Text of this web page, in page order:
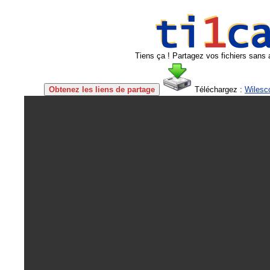
Tiens ça ! Partagez vos fichiers sans
Obtenez les liens de partage Téléchargez :